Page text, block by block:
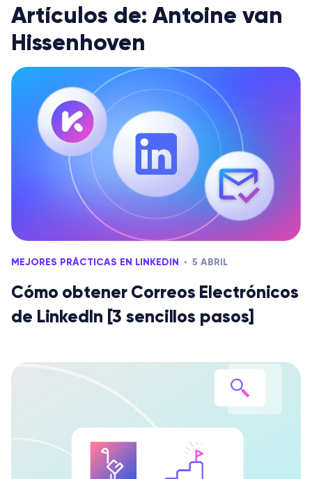
Artículos de: Antoine van
Hissenhoven
MEJORES PRÁCTICAS EN LINKEDIN 5 ABRIL
Cómo obtener Correos Electrónicos
de LinkedIn [3 sencillos pasos]